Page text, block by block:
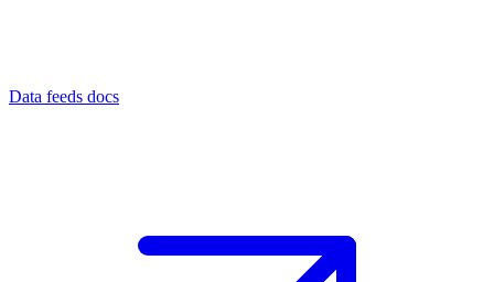
Data feeds docs